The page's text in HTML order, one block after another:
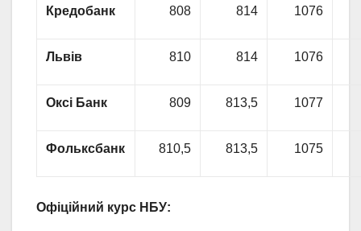
Кредобанк 808 814 1076
Львів 810 814 1076
Оксі Банк 809 813,5 1077
Фольксбанк 810,5 813,5 1075
Офіційний курс НБУ: